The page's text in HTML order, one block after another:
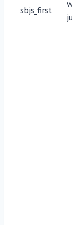
sbjs_first